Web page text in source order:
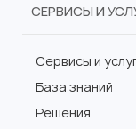
СЕРВИСЫ И
Сервисы и
База знаний
Решения